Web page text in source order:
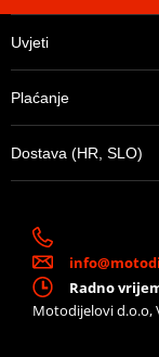
Uvjeti
Plaćanje
Dostava (HR, SLO)
Radno
Motodijelovi d.o.o,